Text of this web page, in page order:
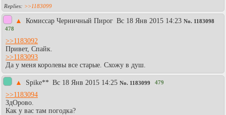
>>1183099
▲ Комиссар Черничный Пирог Вc 18 Янв 2015 14:23 No. 1183098
478
>>1183092
Привет, Спайк.
>>1183093
Да у меня королевы все старые. Схожу в душ.
▲ Spike** Вc 18 Янв 2015 14:25 No. 1183099 479
>>1183094
ЗдОрово.
Как у вас там погодка?